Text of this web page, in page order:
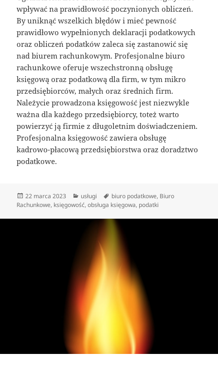
wpływać na prawidłowość poczynionych obliczeń.
By uniknąć wszelkich błędów i mieć pewność
prawidłowo wypełnionych deklaracji podatkowych
oraz obliczeń podatków zaleca się zastanowić się
nad biurem rachunkowym. Profesjonalne biuro
rachunkowe oferuje wszechstronną obsługę
księgową oraz podatkową dla firm, w tym mikro
przedsiębiorców, małych oraz średnich firm.
Należycie prowadzona księgowość jest niezwykle
ważna dla każdego przedsiębiorcy, toteż warto
powierzyć ją firmie z długoletnim doświadczeniem.
Profesjonalna księgowość zawiera obsługę
kadrowo-płacową przedsiębiorstwa oraz doradztwo
podatkowe.
Data
publikacji
22 marca 2023 Kategorie
usługi Tagi
biuro podatkowe, Biuro
Rachunkowe, księgowość,obsługa księgowa, podatki